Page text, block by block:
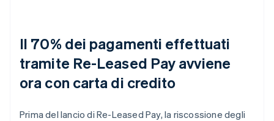
Il 70% dei pagamenti effettuati
tramite Re-Leased Pay avviene
ora con carta di credito
Prima del lancio di Re-Leased Pay, la riscossione degli